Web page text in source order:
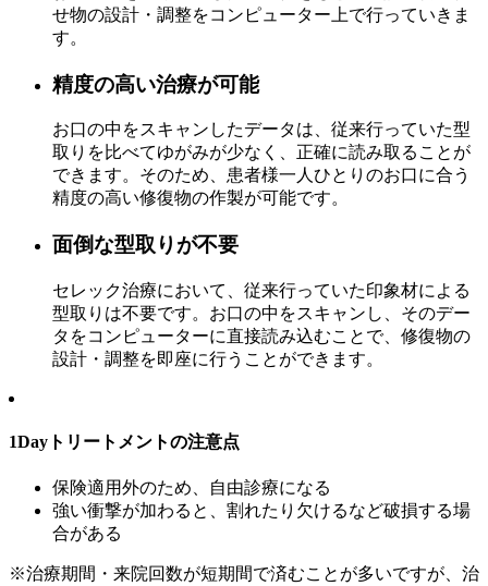
せ物の設計・調整をコンピューター上で行っていきま
す。
精度の高い治療が可能
お口の中をスキャンしたデータは、従来行っていた型
取りを比べてゆがみが少なく、正確に読み取ることが
できます。そのため、患者様一人ひとりのお口に合う
精度の高い修復物の作製が可能です。
面倒な型取りが不要
セレック治療において、従来行っていた印象材による
型取りは不要です。お口の中をスキャンし、そのデー
タをコンピューターに直接読み込むことで、修復物の
設計・調整を即座に行うことができます。
1Dayトリートメントの注意点
保険適用外のため、自由診療になる
強い衝撃が加わると、割れたり欠けるなど破損する場
合がある
※治療期間・来院回数が短期間で済むことが多いですが、治